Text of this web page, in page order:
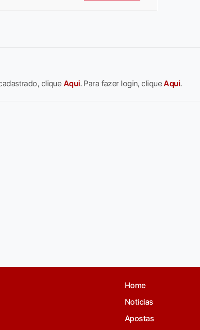
cliqueAqui. Para fazer login, cliqueAqui.
Home
Noticias
Apostas